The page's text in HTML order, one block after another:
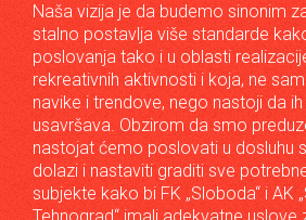
Naša vizija je da budemo sinonim
stalno postavlja više standarde
poslovanja tako i u oblasti
rekreativnih aktivnosti i koja, ne
navike i trendove, nego nastoji da
usavršava. Obzirom da smo
nastojat ćemo poslovati u dosluhu
dolazi i nastaviti graditi sve
subjekte kako bi FK „Sloboda“ i AK